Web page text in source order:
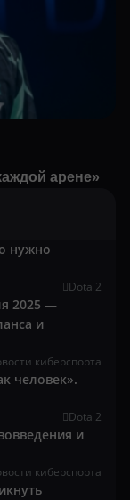
арене»
нужно
Dota 2
2025 —
и
киберспорта
человек».
Dota 2
и
киберспорта